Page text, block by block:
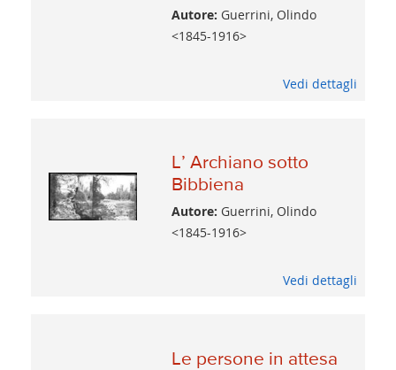
Autore: Guerrini, Olindo
<1845-1916>
Vedi dettagli
L’ Archiano sotto
Bibbiena
Autore: Guerrini, Olindo
<1845-1916>
Vedi dettagli
Le persone in attesa